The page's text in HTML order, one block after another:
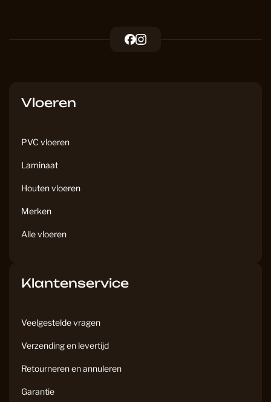
F I
Vloeren
PVC vloeren
Laminaat
Houten vloeren
Merken
Alle vloeren
Klantenservice
Veelgestelde vragen
Verzending en levertijd
Retourneren en annuleren
Garantie